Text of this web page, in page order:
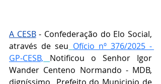
A CESB - Confederação do Elo Social,
através de seu Ofício nº 376/2025 -
GP-CESB,
Notificou o Senhor Igor
Wander Centeno Normando - MDB,